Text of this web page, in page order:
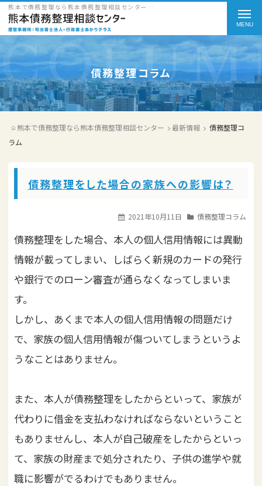
熊本で債務整理なら熊本債務整理相談センターの債務整理コラムをご紹介
債務整理コラム
熊本で債務整理なら熊本債務整理相談センター 最新情報
債務整理コ
ラム
債務整理をした場合の家族への影響は？
2021年10月11日 債務整理コラム
債務整理をした場合、本人の個人信用情報には異動
情報が載ってしまい、しばらく新規のカードの発行
や銀行でのローン審査が通らなくなってしまいま
す。
しかし、あくまで本人の個人信用情報の問題だけ
で、家族の個人信用情報が傷ついてしまうというよ
うなことはありません。
また、本人が債務整理をしたからといって、家族が
代わりに借金を支払わなければならないということ
もありませんし、本人が自己破産をしたからといっ
て、家族の財産まで処分されたり、子供の進学や就
職に影響がでるわけでもありません。
t
o
g
g
l
e